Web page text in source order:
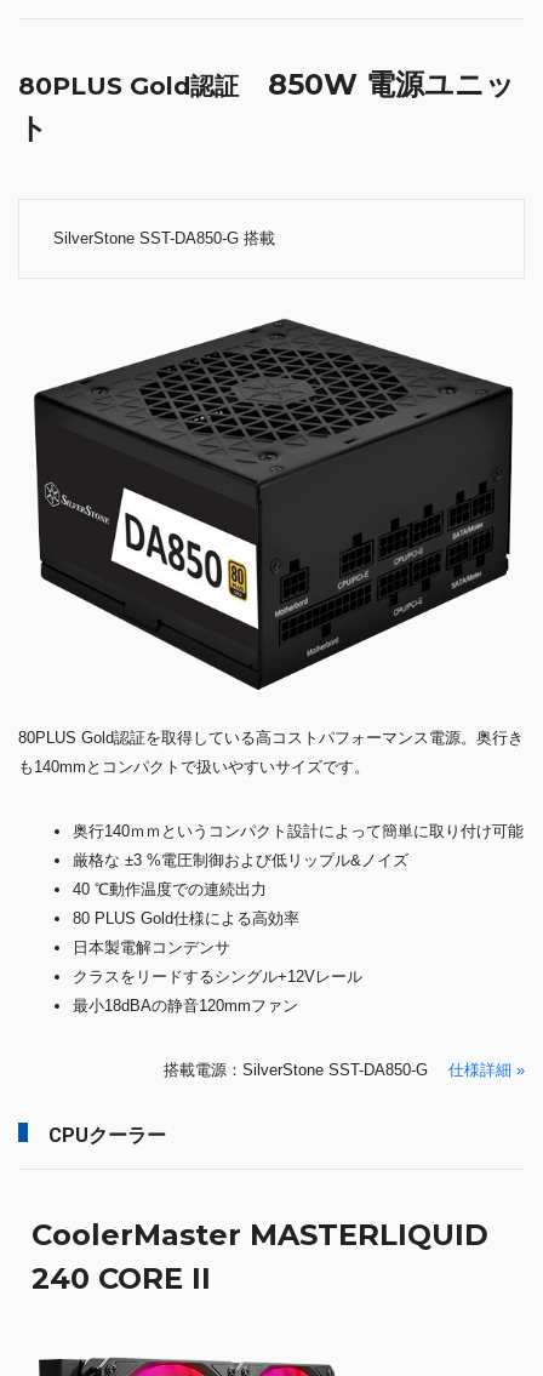
80PLUS Gold認証 850W 電源ユニッ
ト
SilverStone SST-DA850-G 搭載
80PLUS Gold認証を取得している高コストパフォーマンス電源。奥行き
も140mmとコンパクトで扱いやすいサイズです。
奥行140ｍｍというコンパクト設計によって簡単に取り付け可能
厳格な ±3 %電圧制御および低リップル&ノイズ
40 ℃動作温度での連続出力
80 PLUS Gold仕様による高効率
日本製電解コンデンサ
クラスをリードするシングル+12Vレール
最小18dBAの静音120mmファン
搭載電源：SilverStone SST-DA850-G 仕様詳細 »
CPUクーラー
CoolerMaster MASTERLIQUID
240 CORE II